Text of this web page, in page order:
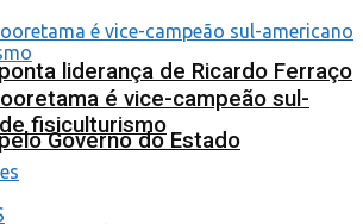
liderança de Ricardo Ferraço
Governo do Estado
é vice-campeão sul-
fisiculturismo